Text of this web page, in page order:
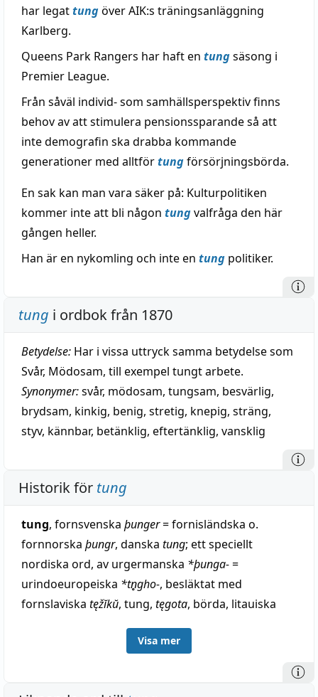
har legattungöver AIK:s träningsanläggning
Karlberg.
Queens Park Rangers har haft en tungsäsong i
Premier League.
Från såväl individ- som samhällsperspektiv finns
behov av att stimulera pensionssparande så att
inte demografin ska drabba kommande
generationer med alltförtungförsörjningsbörda.
En sak kan man vara säker på: Kulturpolitiken
kommer inte att bli någon tungvalfråga den här
gången heller.
Han är en nykomling och inte en tung politiker.
tung i ordbok från 1870
Betydelse: Har i vissa uttryck samma betydelse som
Svår, Mödosam, till exempel tungt arbete.
Synonymer:svår, mödosam, tungsam, besvärlig,
brydsam, kinkig, benig, stretig, knepig, sträng,
styv, kännbar, betänklig, eftertänklig, vansklig
Historik för tung
tung, fornsvenska þunger= fornisländska o.
fornnorska þungr, danska tung; ett speciellt
nordiska ord, av urgermanska *þunga-=
urindoeuropeiska *tn̥gho-, besläktat med
fornslaviska tęžĭkŭ, tung, tęgota, börda, litauiska
Annorlunda, men osannolikt, Noreen Urg. lautl. s.
Visa mer